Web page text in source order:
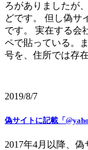
ろがありましたが
どです。 但し偽サ
です。 実在する会
ペで貼っている。
号を、住所では存
2019/8/7
偽サイトに記載「
2017年4月以降、偽